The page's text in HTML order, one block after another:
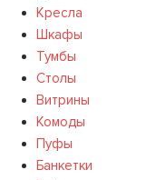
Кресла
Шкафы
Тумбы
Столы
Витрины
Комоды
Пуфы
Банкетки